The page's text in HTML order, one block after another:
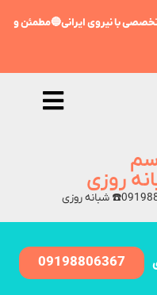
با نیروی ایرانی🔵مطمئن و
09198806367